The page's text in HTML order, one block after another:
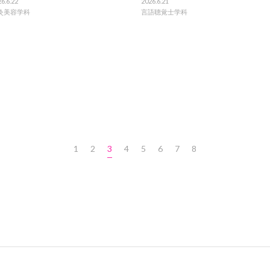
美容学科
言語聴覚士学科
1 2 3 4 5 6 7 8